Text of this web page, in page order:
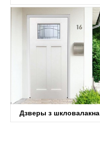
KDF06
Дзверы з шкловалакна